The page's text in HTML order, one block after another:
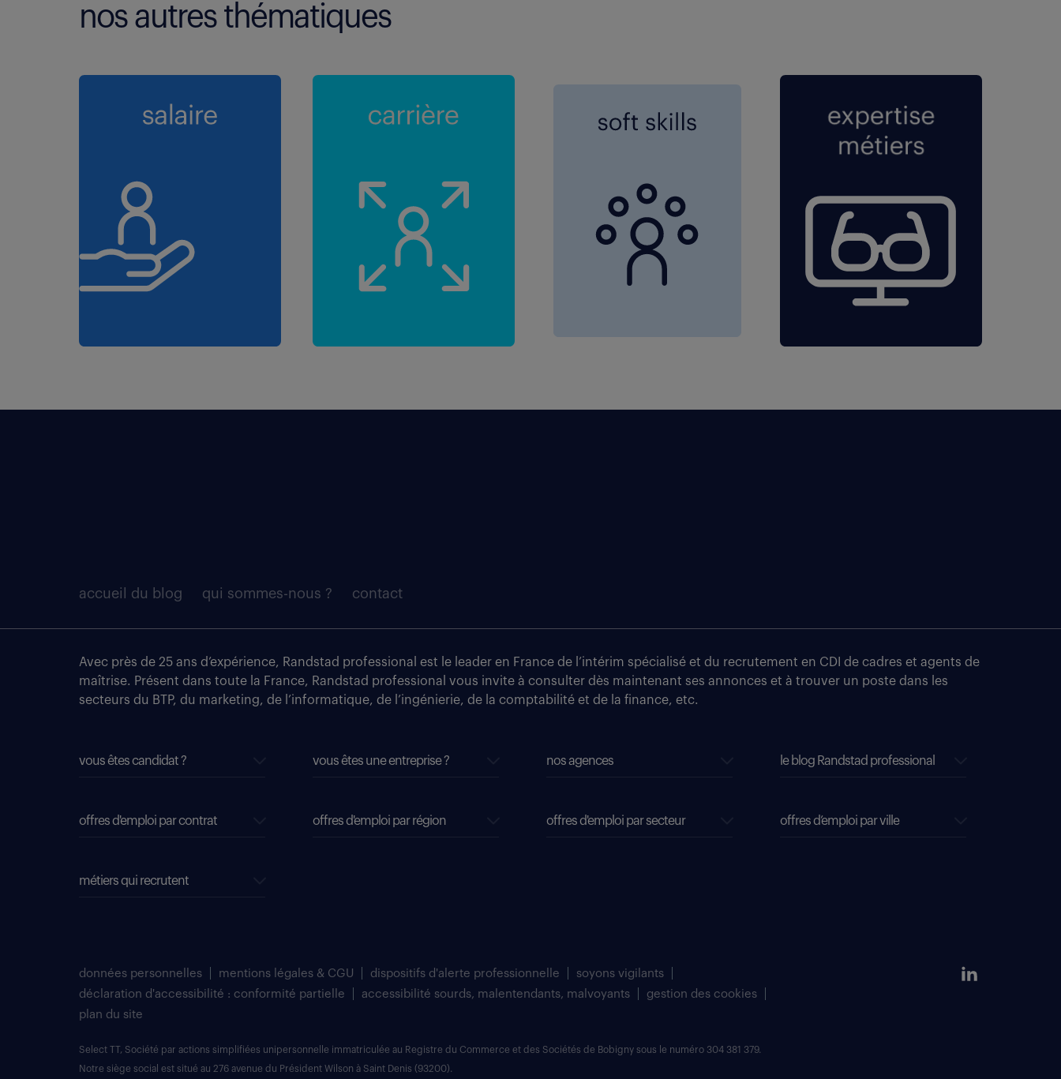
nos autres thématiques
accueil du blog qui sommes-nous ? contact
Avec près de 25 ans d’expérience, Randstad professional est le leader en France de l’intérim spécialisé et du recrutement en CDI de cadres et agents de
maîtrise. Présent dans toute la France, Randstad professional vous invite à consulter dès maintenant ses annonces et à trouver un poste dans les
secteurs du BTP, du marketing, de l’informatique, de l’ingénierie, de la comptabilité et de la finance, etc.
vous êtes candidat ? vous êtes une entreprise ? nos agences le blog Randstad professional
offres d'emploi par contrat offres d'emploi par région offres d'emploi par secteur offres d’emploi par ville
métiers qui recrutent
données personnelles mentions légales & CGU dispositifs d'alerte professionnelle
soyons vigilants
déclaration d'accessibilité : conformité partielle
accessibilité sourds, malentendants, malvoyants
gestion des cookies
plan du site
Select TT, Société par actions simplifiées unipersonnelle immatriculée au Registre du Commerce et des Sociétés de Bobigny sous le numéro 304 381 379.
Notre siège social est situé au 276 avenue du Président Wilson à Saint Denis (93200).